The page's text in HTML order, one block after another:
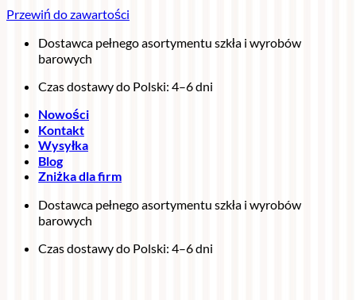
Przewiń do zawartości
Dostawca pełnego asortymentu szkła i wyrobów
barowych
Czas dostawy do Polski: 4–6 dni
Nowości
Kontakt
Wysyłka
Blog
Zniżka dla firm
Dostawca pełnego asortymentu szkła i wyrobów
barowych
Czas dostawy do Polski: 4–6 dni